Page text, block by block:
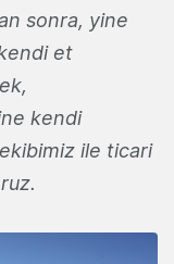
sonra, yine
et
kendi
ile ticari